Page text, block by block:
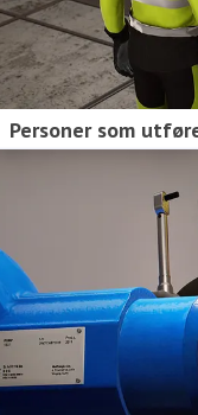
Personer som